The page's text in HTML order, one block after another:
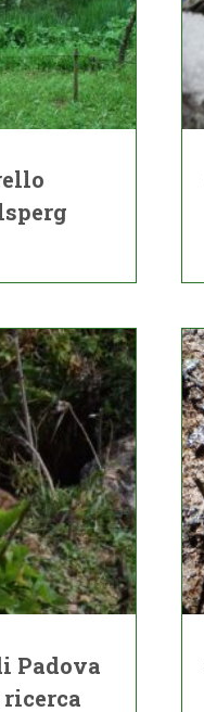
Padova